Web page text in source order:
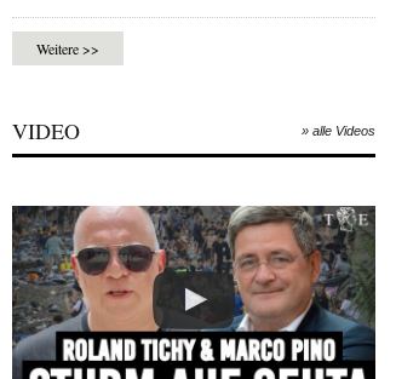
Weitere >>
VIDEO » alle Videos